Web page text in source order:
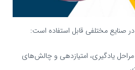
در صنایع مختلفی قابل استفاده است:
یادگیری، امتیازدهی و چالش‌های